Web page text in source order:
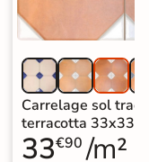
Carrelage sol
terracotta 33x33
33€90 /m²